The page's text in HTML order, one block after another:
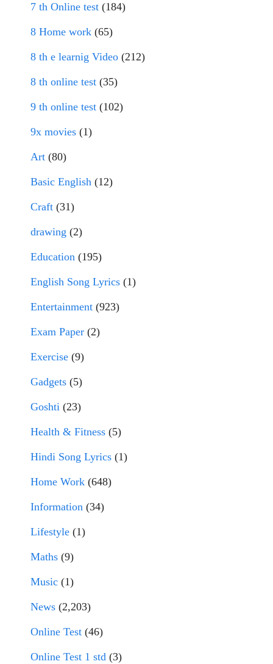
7 th Online test (184)
8 Home work (65)
8 th e learnig Video (212)
8 th online test (35)
9 th online test (102)
9x movies (1)
Art (80)
Basic English (12)
Craft (31)
drawing (2)
Education (195)
English Song Lyrics (1)
Entertainment (923)
Exam Paper (2)
Exercise (9)
Gadgets (5)
Goshti (23)
Health & Fitness (5)
Hindi Song Lyrics (1)
Home Work (648)
Information (34)
Lifestyle (1)
Maths (9)
Music (1)
News (2,203)
Online Test (46)
Online Test 1 std (3)